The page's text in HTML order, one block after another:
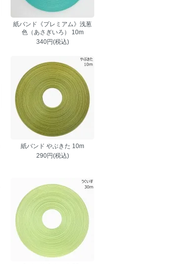
紙バンド《プレミアム》浅葱
色（あさぎいろ） 10m
340円(税込)
紙バンド やぶきた 10m
290円(税込)